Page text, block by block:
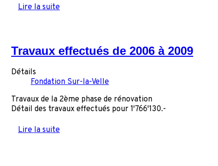
Lire la suite
Travaux effectués de 2006 à 2009
Détails
Fondation Sur-la-Velle
Travaux de la 2ème phase de rénovation
Détail des travaux effectués pour 1'766'130.-
Lire la suite